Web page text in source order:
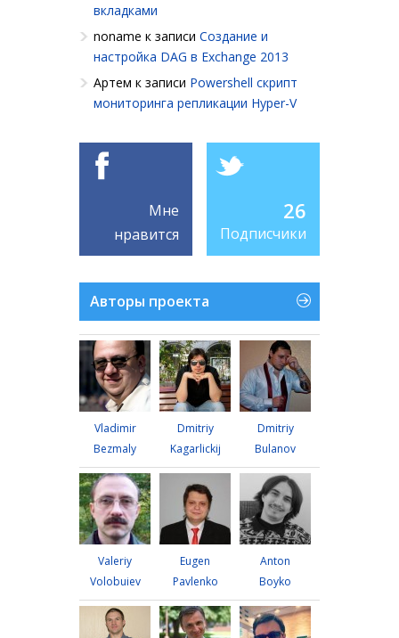
вкладками
noname к записи Создание и
настройка DAG в Exchange 2013
Артем к записи Powershell cкрипт
мониторинга репликации Hyper-V
Мне
нравится
26
Подписчики
Авторы проекта
Vladimir
Bezmaly
Dmitriy
Kagarlickij
Dmitriy
Bulanov
Valeriy
Volobuiev
Eugen
Pavlenko
Anton
Boyko